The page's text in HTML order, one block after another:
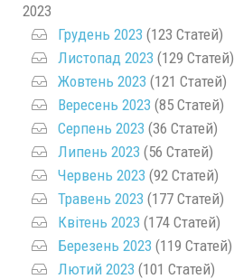
2023
Грудень 2023 (123 Статей)
Листопад 2023 (129 Статей)
Жовтень 2023 (121 Статей)
Вересень 2023 (85 Статей)
Серпень 2023 (36 Статей)
Липень 2023 (56 Статей)
Червень 2023 (92 Статей)
Травень 2023 (177 Статей)
Квітень 2023 (174 Статей)
Березень 2023 (119 Статей)
Лютий 2023 (101 Статей)